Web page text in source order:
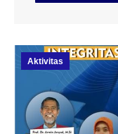
Aktivitas